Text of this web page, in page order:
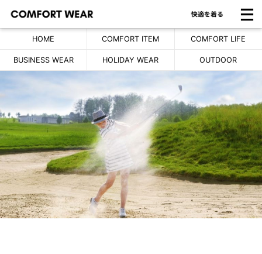
HOME COMFORT ITEM COMFORT LIFE
BUSINESS WEAR HOLIDAY WEAR OUTDOOR